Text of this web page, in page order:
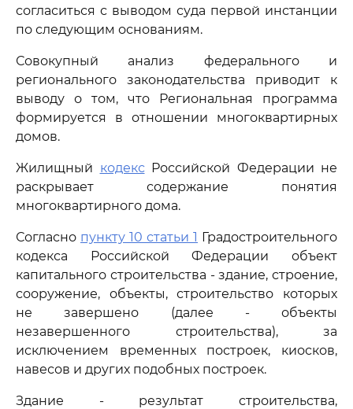
согласиться с выводом суда первой инстанции
по следующим основаниям.
Совокупный анализ федерального и
регионального законодательства приводит к
выводу о том, что Региональная программа
формируется в отношении многоквартирных
домов.
Жилищный кодексРоссийской Федерации не
раскрывает содержание понятия
многоквартирного дома.
Согласно пункту 10 статьи 1 Градостроительного
кодекса Российской Федерации объект
капитального строительства - здание, строение,
сооружение, объекты, строительство которых
не завершено (далее - объекты
незавершенного строительства), за
исключением временных построек, киосков,
навесов и других подобных построек.
Здание - результат строительства,